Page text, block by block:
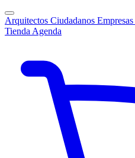
Arquitectos Ciudadanos Empresas
Tienda Agenda